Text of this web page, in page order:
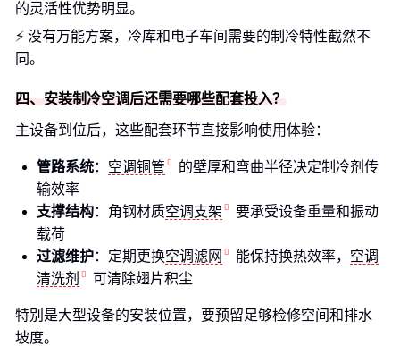
的灵活性优势明显。
⚡ 没有万能方案，冷库和电子车间需要的制冷特性截然不
同。
四、安装制冷空调后还需要哪些配套投入？
主设备到位后，这些配套环节直接影响使用体验：
管路系统： 空调铜管
的壁厚和弯曲半径决定制冷剂传
输效率
支撑结构：角钢材质空调支架
要承受设备重量和振动
载荷
过滤维护：定期更换空调滤网 能保持换热效率， 空调
清洗剂
可清除翅片积尘
特别是大型设备的安装位置，要预留足够检修空间和排水
坡度。